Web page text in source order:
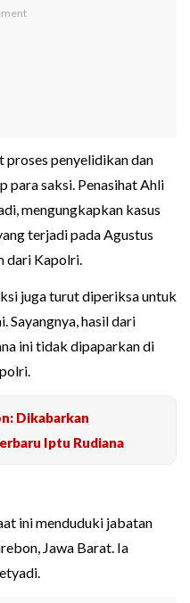
penyelidikan dan
para saksi. Penasihat Ahli
mengungkapkan kasus
terjadi pada Agustus
dari Kapolri.
juga turut diperiksa untuk
Sayangnya, hasil dari
ini tidak dipaparkan di
Dikabarkan
Iptu Rudiana
ini menduduki jabatan
Jawa Barat. Ia